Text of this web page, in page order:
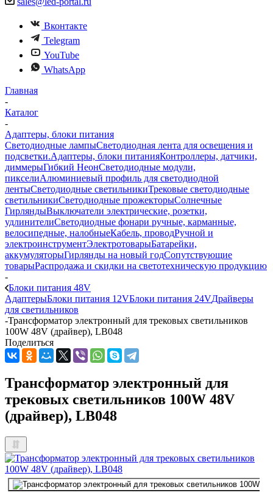
Вконтакте
Telegram
YouTube
WhatsApp
Главная
-
Каталог
-
Адаптеры, блоки питания
Светодиодные лампыСветодиодная лента для освещения и
подсветки.Адаптеры, блоки питанияКонтроллеры, датчики,
диммерыГибкий НеонСветодиодные модули,
пикселиАлюминиевый профиль для светодиодной
лентыСветодиодные светильникиТрековые светодиодные
светильникиСветодиодные прожекторыСолнечные
ГирляндыВыключатели электрические, розетки,
удлинителиСветодиодные фонари ручные, карманные,
велосипедные, налобныеКабель, проводРучной и
электроинструментЭлектротоварыБатарейки,
аккумуляторыГирлянды на новый годСопутствующие
товарыРаспродажа и скидки на светотехническую продукцию
-
Блоки питания 48V
АдаптерыБлоки питания 12VБлоки питания 24VДрайверы
для светильников
-Трансформатор электронный для трековых светильников
100W 48V (драйвер), LB048
Поделиться
Трансформатор электронный для
трековых светильников 100W 48V
(драйвер), LB048